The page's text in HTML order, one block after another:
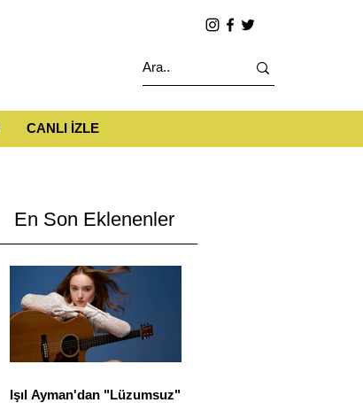
CANLI İZLE
En Son Eklenenler
Işıl Ayman'dan "Lüzumsuz"